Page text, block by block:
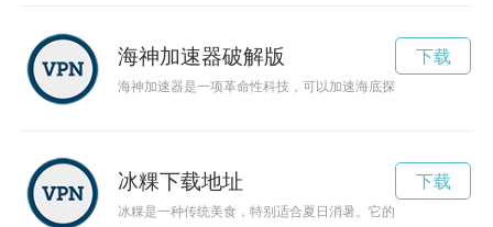
海神加速器破解版
海神加速器是一项革命性科技，可以加速海底探索的步伐，帮
下载
冰粿下载地址
冰粿是一种传统美食，特别适合夏日消暑。它的制作工艺独特
下载